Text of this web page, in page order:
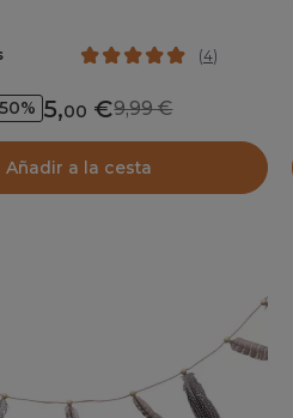
(4)
5,00 9,99
Añadir a la cesta